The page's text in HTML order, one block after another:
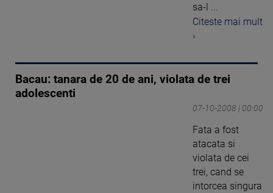
sa-l ...
Citeste mai mult
›
Bacau: tanara de 20 de ani, violata de trei
adolescenti
07-10-2008 | 00:00
Fata a fost
atacata si
violata de cei
trei, cand se
intorcea singura